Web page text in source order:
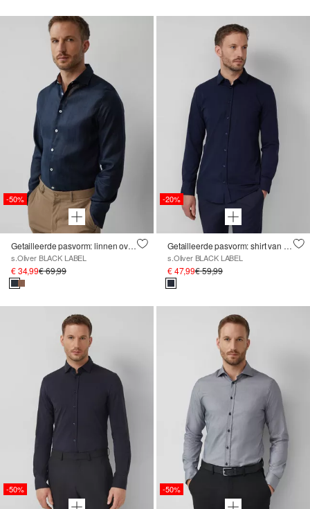
-50%
Getailleerde pasvorm: linnen overhemd met lange mouwen en een elegante glans
s.Oliver BLACK LABEL
€ 34,99€ 69,99
-20%
Getailleerde pasvorm: shirt van eersteklas jersey
s.Oliver BLACK LABEL
€ 47,99€ 59,99
-50% -50%